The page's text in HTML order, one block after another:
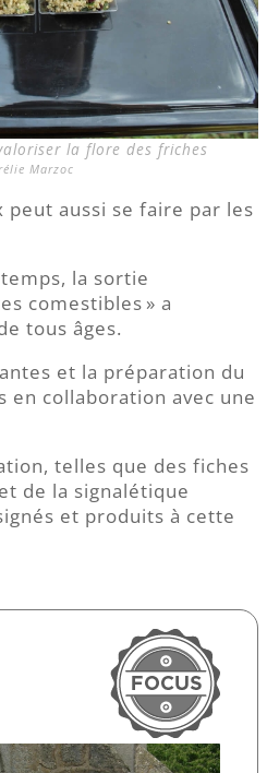
la flore des friches
Marzoc
peut aussi se faire par les
la sortie
comestibles » a
tous âges.
et la préparation du
en collaboration avec une
telles que des fiches
de la signalétique
et produits à cette